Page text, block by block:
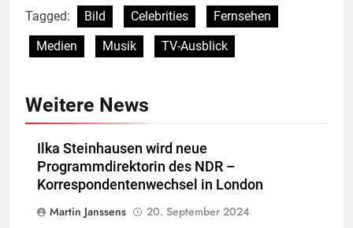
Tagged: Bild Celebrities
Fernsehen
Medien
Musik TV-Ausblick
Weitere News
Ilka Steinhausen wird neue
Programmdirektorin des NDR –
Korrespondentenwechsel in London
Martin Janssens
20. September 2024